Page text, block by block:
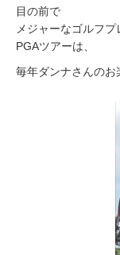
目の前で
メジャーなゴルフ
PGAツアーは、
毎年ダンナさんのお